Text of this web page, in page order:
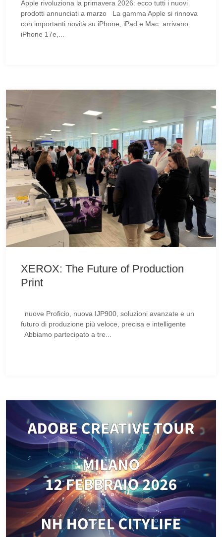
Apple rivoluziona la primavera 2026: ecco tutti i nuovi
prodotti annunciati a marzo La gamma Apple si rinnova
con importanti novità su iPhone, iPad e Mac: arrivano
iPhone 17e,...
XEROX: The Future of Production
Print
nuove Proficio, nuova IJP900, soluzioni avanzate e un
futuro di produzione più veloce, precisa e intelligente
Abbiamo partecipato a tre...